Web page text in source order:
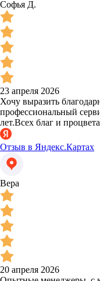
Софья Д.
23 апреля 2026
Хочу выразить
профессиональный
лет.Всех благ и
Отзыв в Яндекс.Картах
Вера
20 апреля 2026